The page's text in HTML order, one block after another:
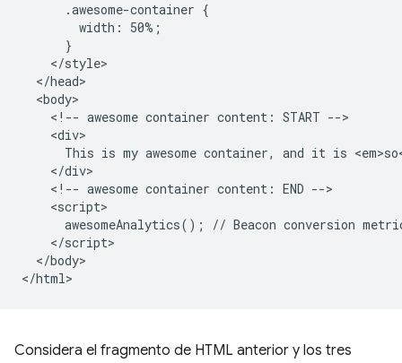
      .awesome-container {
        width: 50%;
      }
    </style>
  </head>
  <body>
    <!-- awesome container content: START -->
    <div>
This is my awesome container, and it is
    </div>
    <!-- awesome container content: END -->
    <script>
awesomeAnalytics(); // Beacon conversion
    </script>
  </body>
Considera el fragmento de HTML anterior y los tres